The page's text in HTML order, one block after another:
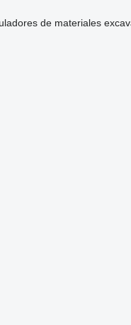
de materiales